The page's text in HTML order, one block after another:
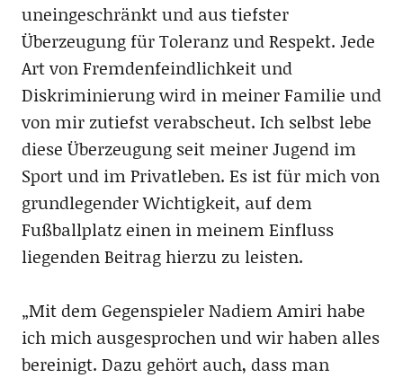
uneingeschränkt und aus tiefster
Überzeugung für Toleranz und Respekt. Jede
Art von Fremdenfeindlichkeit und
Diskriminierung wird in meiner Familie und
von mir zutiefst verabscheut. Ich selbst lebe
diese Überzeugung seit meiner Jugend im
Sport und im Privatleben. Es ist für mich von
grundlegender Wichtigkeit, auf dem
Fußballplatz einen in meinem Einfluss
liegenden Beitrag hierzu zu leisten.
„Mit dem Gegenspieler Nadiem Amiri habe
ich mich ausgesprochen und wir haben alles
bereinigt. Dazu gehört auch, dass man